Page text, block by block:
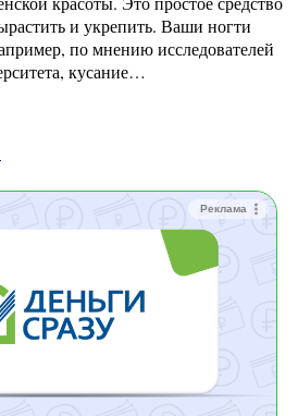
и укрепить. Ваши ногти
по мнению исследователей
кусание…
Реклама